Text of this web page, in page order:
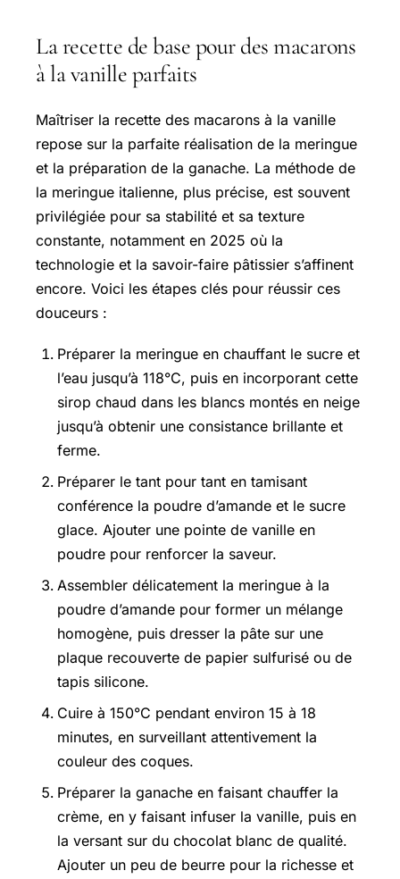
La recette de base pour des macarons
à la vanille parfaits
Maîtriser la recette des macarons à la vanille
repose sur la parfaite réalisation de la meringue
et la préparation de la ganache. La méthode de
la meringue italienne, plus précise, est souvent
privilégiée pour sa stabilité et sa texture
constante, notamment en 2025 où la
technologie et la savoir-faire pâtissier s’affinent
encore. Voici les étapes clés pour réussir ces
douceurs :
Préparer la meringue en chauffant le sucre et
l’eau jusqu’à 118°C, puis en incorporant cette
sirop chaud dans les blancs montés en neige
jusqu’à obtenir une consistance brillante et
ferme.
Préparer le tant pour tant en tamisant
conférence la poudre d’amande et le sucre
glace. Ajouter une pointe de vanille en
poudre pour renforcer la saveur.
Assembler délicatement la meringue à la
poudre d’amande pour former un mélange
homogène, puis dresser la pâte sur une
plaque recouverte de papier sulfurisé ou de
tapis silicone.
Cuire à 150°C pendant environ 15 à 18
minutes, en surveillant attentivement la
couleur des coques.
Préparer la ganache en faisant chauffer la
crème, en y faisant infuser la vanille, puis en
la versant sur du chocolat blanc de qualité.
Ajouter un peu de beurre pour la richesse et